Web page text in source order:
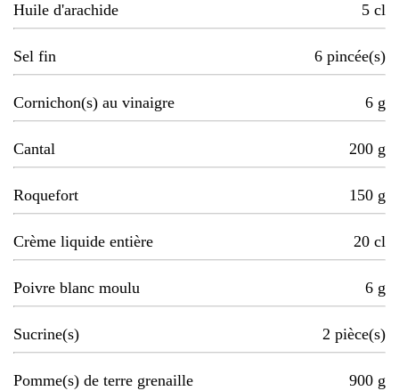
Huile d'arachide 5 cl
Sel fin 6 pincée(s)
Cornichon(s) au vinaigre 6 g
Cantal 200 g
Roquefort 150 g
Crème liquide entière 20 cl
Poivre blanc moulu 6 g
Sucrine(s) 2 pièce(s)
Pomme(s) de terre grenaille 900 g